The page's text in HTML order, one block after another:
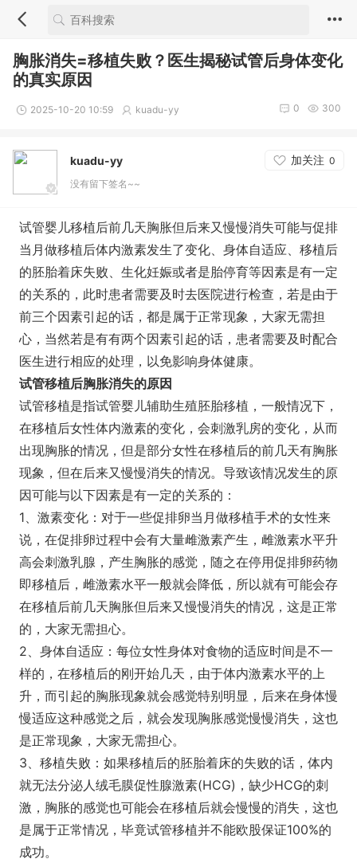
胸胀消失=移植失败？医生揭秘试管后身体变化
的真实原因
2025-10-20 10:59 kuadu-yy 300
0
kuadu-yy 加关注 0
没有留下签名~~
试管婴儿移植后前几天胸胀但后来又慢慢消失可能与促排
当月做移植后体内激素发生了变化、身体自适应、移植后
的胚胎着床失败、生化妊娠或者是胎停育等因素是有一定
的关系的，此时患者需要及时去医院进行检查，若是由于
前三个因素引起的话，都是属于正常现象，大家无需担
心，当然若是有有两个因素引起的话，患者需要及时配合
医生进行相应的处理，以免影响身体健康。
试管移植后胸胀消失的原因
试管移植是指试管婴儿辅助生殖胚胎移植，一般情况下，
在移植后女性体内激素的变化，会刺激乳房的变化，从而
出现胸胀的情况，但是部分女性在移植后的前几天有胸胀
现象，但在后来又慢慢消失的情况。导致该情况发生的原
因可能与以下因素是有一定的关系的：
1、激素变化：对于一些促排卵当月做移植手术的女性来
说，在促排卵过程中会有大量雌激素产生，雌激素水平升
高会刺激乳腺，产生胸胀的感觉，随之在停用促排卵药物
即移植后，雌激素水平一般就会降低，所以就有可能会存
在移植后前几天胸胀但后来又慢慢消失的情况，这是正常
的，大家无需担心。
2、身体自适应：每位女性身体对食物的适应时间是不一
样的，在移植后的刚开始几天，由于体内激素水平的上
升，而引起的胸胀现象就会感觉特别明显，后来在身体慢
慢适应这种感觉之后，就会发现胸胀感觉慢慢消失，这也
是正常现象，大家无需担心。
3、移植失败：如果移植后的胚胎着床的失败的话，体内
就无法分泌人绒毛膜促性腺激素(HCG)，缺少HCG的刺
激，胸胀的感觉也可能会在移植后就会慢慢的消失，这也
是属于正常情况，毕竟试管移植并不能欧股保证100%的
成功。